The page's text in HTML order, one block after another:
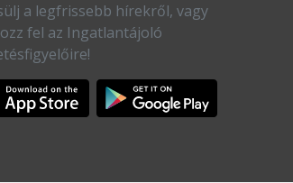
a legfrissebb hírekről, vagy
fel az Ingatlantájoló